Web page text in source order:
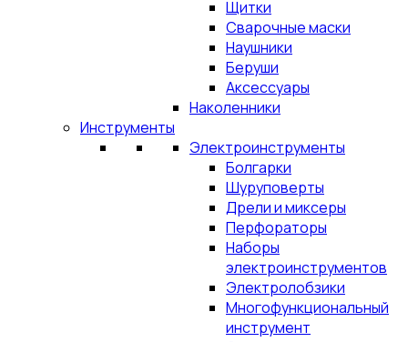
Щитки
Сварочные маски
Наушники
Беруши
Аксессуары
Наколенники
Инструменты
Электроинструменты
Болгарки
Шуруповерты
Дрели и миксеры
Перфораторы
Наборы
электроинструментов
Электролобзики
Многофункциональный
инструмент